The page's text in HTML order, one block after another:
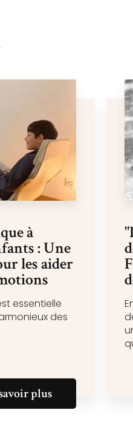
à
: Une
les aider
essentielle
des
plus